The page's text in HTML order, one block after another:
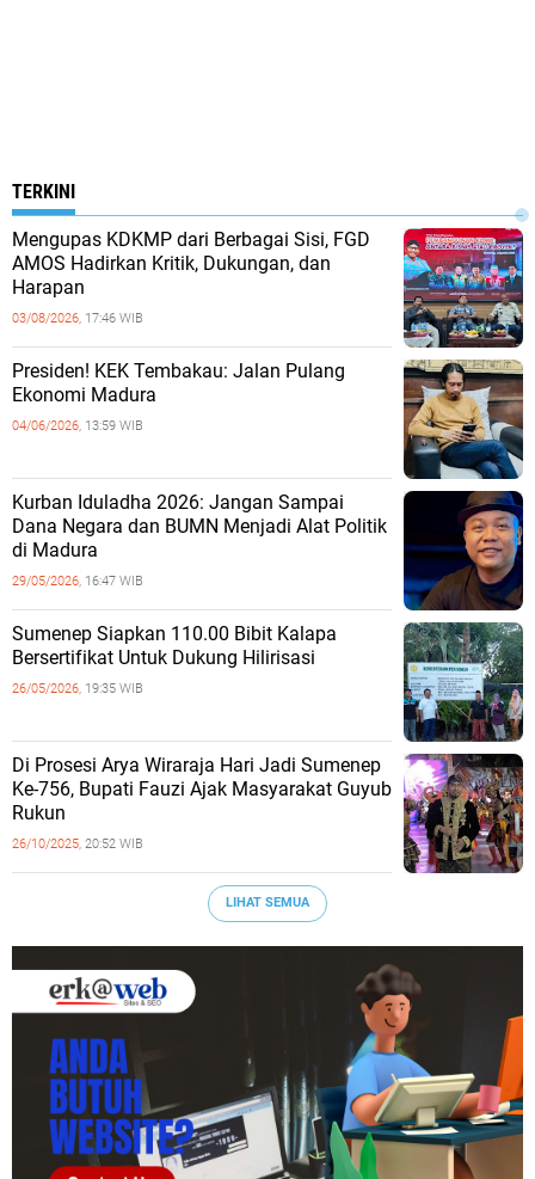
TERKINI
Mengupas KDKMP dari Berbagai Sisi, FGD
AMOS Hadirkan Kritik, Dukungan, dan
Harapan
03/08/2026, 17:46 WIB
Presiden! KEK Tembakau: Jalan Pulang
Ekonomi Madura
04/06/2026, 13:59 WIB
Kurban Iduladha 2026: Jangan Sampai
Dana Negara dan BUMN Menjadi Alat Politik
di Madura
29/05/2026, 16:47 WIB
Sumenep Siapkan 110.00 Bibit Kalapa
Bersertifikat Untuk Dukung Hilirisasi
26/05/2026, 19:35 WIB
Di Prosesi Arya Wiraraja Hari Jadi Sumenep
Ke-756, Bupati Fauzi Ajak Masyarakat Guyub
Rukun
26/10/2025, 20:52 WIB
LIHAT SEMUA